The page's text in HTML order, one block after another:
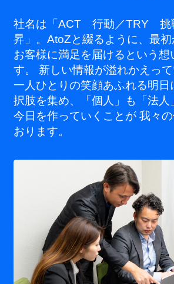
社名は「ACT 行動／TRY
昇」。AtoZと綴るように、最
お客様に満足を届けるという想
す。 新しい情報が溢れかえって
一人ひとりの笑顔あふれる明日
択肢を集め、「個人」も「法人
今日を作っていくことが 我々
おります。